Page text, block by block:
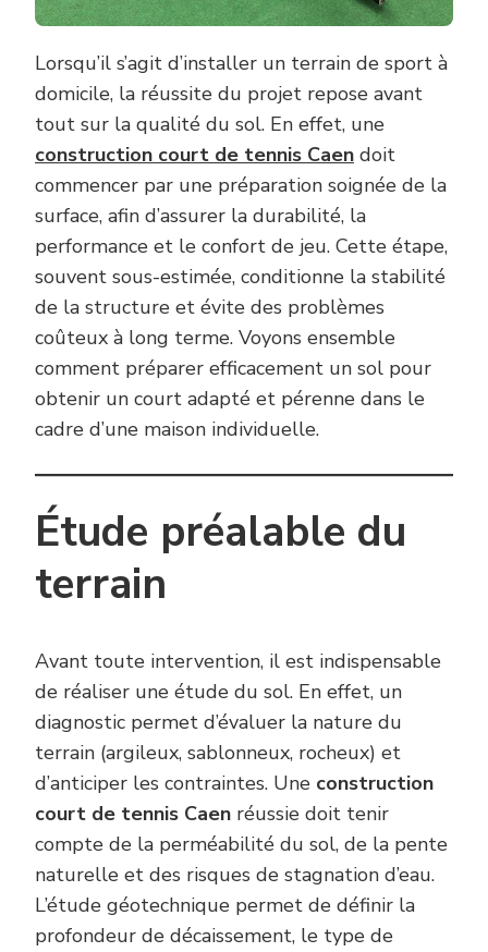
?
Lorsqu’il s’agit d’installer un terrain de sport à
domicile, la réussite du projet repose avant
tout sur la qualité du sol. En effet, une
construction court de tennis Caen doit
commencer par une préparation soignée de la
surface, afin d’assurer la durabilité, la
performance et le confort de jeu. Cette étape,
souvent sous-estimée, conditionne la stabilité
de la structure et évite des problèmes
coûteux à long terme. Voyons ensemble
comment préparer efficacement un sol pour
obtenir un court adapté et pérenne dans le
cadre d’une maison individuelle.
Étude préalable du
terrain
Avant toute intervention, il est indispensable
de réaliser une étude du sol. En effet, un
diagnostic permet d’évaluer la nature du
terrain (argileux, sablonneux, rocheux) et
d’anticiper les contraintes. Une construction
court de tennis Caen réussie doit tenir
compte de la perméabilité du sol, de la pente
naturelle et des risques de stagnation d’eau.
L’étude géotechnique permet de définir la
profondeur de décaissement, le type de